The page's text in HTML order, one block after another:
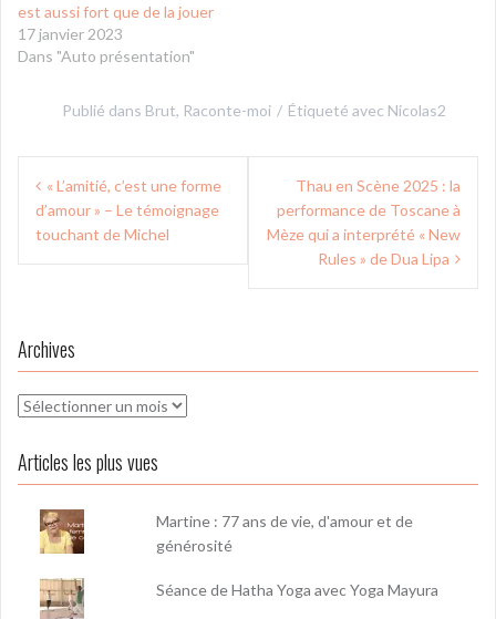
est aussi fort que de la jouer
17 janvier 2023
Dans "Auto présentation"
Publié dans Brut, Raconte-moi Étiqueté avec Nicolas2
Navigation
de
l’article
« L’amitié, c’est une forme
d’amour » – Le témoignage
touchant de Michel
Thau en Scène 2025 : la
performance de Toscane à
Mèze qui a interprété « New
Rules » de Dua Lipa
Archives
Archives
Articles les plus vues
Martine : 77 ans de vie, d'amour et de
générosité
Séance de Hatha Yoga avec Yoga Mayura